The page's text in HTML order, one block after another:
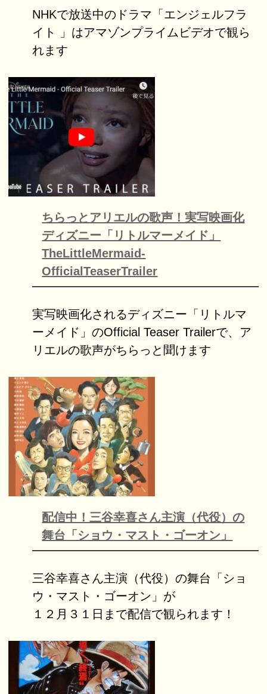
NHKで放送中のドラマ「エンジェルフラ
イト 」はアマゾンプライムビデオで観ら
れます
ちらっとアリエルの歌声！実写映画化
ディズニー「リトルマーメイド」
TheLittleMermaid-
OfficialTeaserTrailer
実写映画化されるディズニー「リトルマ
ーメイド」のOfficial Teaser Trailerで、ア
リエルの歌声がちらっと聞けます
配信中！三谷幸喜さん主演（代役）の
舞台「ショウ・マスト・ゴーオン」
三谷幸喜さん主演（代役）の舞台「ショ
ウ・マスト・ゴーオン」が
１２月３１日まで配信で観られます！